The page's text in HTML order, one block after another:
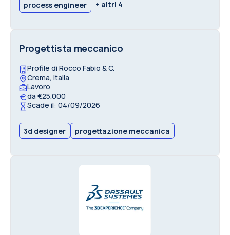
process engineer + altri 4
Progettista meccanico
Profile di Rocco Fabio & C.
Crema, Italia
Lavoro
da €25.000
Scade il: 04/09/2026
3d designer progettazione meccanica